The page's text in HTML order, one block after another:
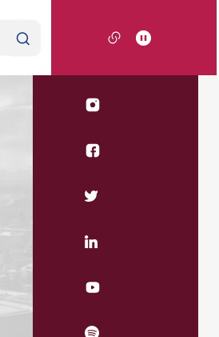
Profil
Profil
Profil
Profil
Linkedin
UKSW
UKSW